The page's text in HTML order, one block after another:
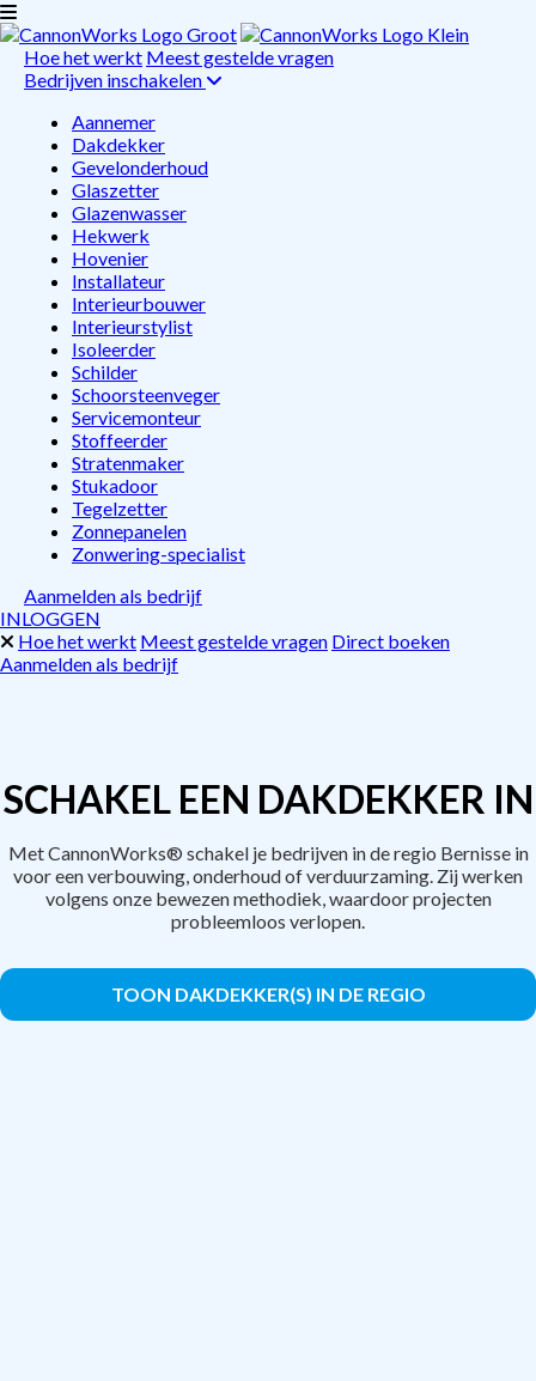
Hoe het werkt Meest gestelde vragen
Bedrijven inschakelen
Aannemer
Dakdekker
Gevelonderhoud
Glaszetter
Glazenwasser
Hekwerk
Hovenier
Installateur
Interieurbouwer
Interieurstylist
Isoleerder
Schilder
Schoorsteenveger
Servicemonteur
Stoffeerder
Stratenmaker
Stukadoor
Tegelzetter
Zonnepanelen
Zonwering-specialist
Aanmelden als bedrijf
INLOGGEN
Hoe het werkt Meest gestelde vragen Direct boeken
Aanmelden als bedrijf
SCHAKEL EEN DAKDEKKER IN
Met CannonWorks® schakel je bedrijven in de regio Bernisse in
voor een verbouwing, onderhoud of verduurzaming. Zij werken
volgens onze bewezen methodiek, waardoor projecten
probleemloos verlopen.
TOON DAKDEKKER(S) IN DE REGIO